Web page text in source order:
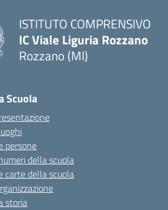
ISTITUTO COMPRENSIVO
IC Viale Liguria Rozzano
Rozzano (MI)
Scuola
persone
della scuola
carte della scuola
storia